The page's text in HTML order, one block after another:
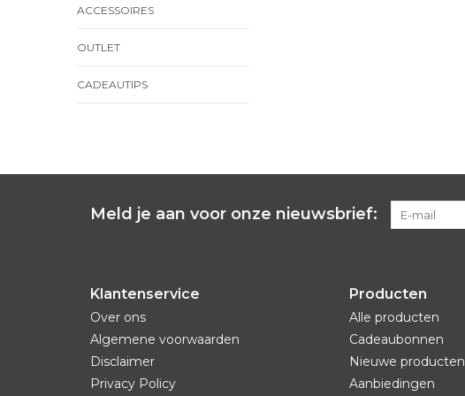
ACCESSOIRES
OUTLET
CADEAUTIPS
Meld je aan voor onze nieuwsbrief:
Klantenservice
Over ons
Algemene voorwaarden
Disclaimer
Privacy Policy
Producten
Alle producten
Cadeaubonnen
Nieuwe producten
Aanbiedingen